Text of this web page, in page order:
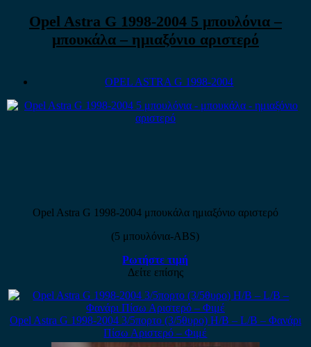
Opel Astra G 1998-2004 5 μπουλόνια –
μπουκάλα – ημιαξόνιο αριστερό
OPEL ASTRA G 1998-2004
Opel Astra G 1998-2004 μπουκάλα ημιαξόνιο αριστερό
(5 μπουλόνια-ABS)
Ρωτήστε τιμή
Δείτε επίσης
Opel Astra G 1998-2004 3/5πορτο (3/5θυρο) H/B – L/B – Φανάρι
Πίσω Αριστερό – Φιμέ